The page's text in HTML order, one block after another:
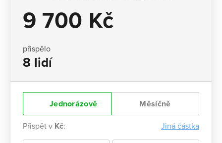
9 700 Kč
přispělo
8 lidí
Jednorázově Měsíčně
Přispět v Kč: Jiná částka